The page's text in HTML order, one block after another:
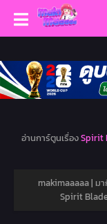
อ่านการ์ตูนเรื่องSpirit
makimaaaaa | ม
Spirit